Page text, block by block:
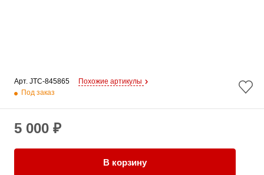
Арт. JTC-845865
Похожие артикулы
Под заказ
5 000 ₽
В корзину